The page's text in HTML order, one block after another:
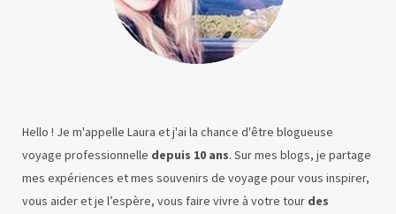
Hello ! Je m'appelle Laura et j'ai la chance d'être blogueuse
voyage professionnelle depuis 10 ans. Sur mes blogs, je partage
mes expériences et mes souvenirs de voyage pour vous inspirer,
vous aider et je l’espère, vous faire vivre à votre tour des